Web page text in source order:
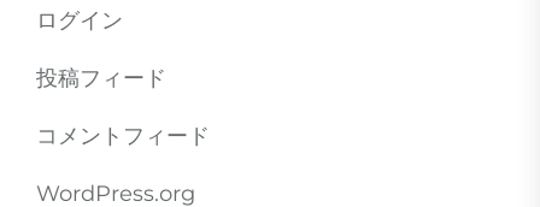
ログイン
投稿フィード
コメントフィード
WordPress.org